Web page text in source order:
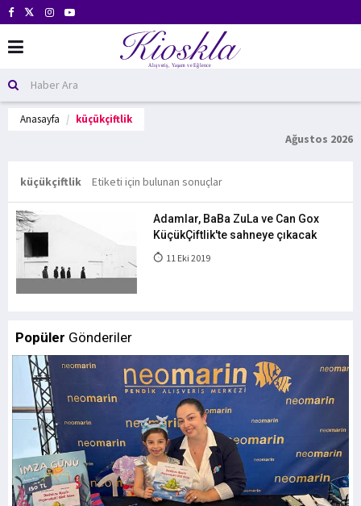
Anasayfa küçükçiftlik
Ağustos 2026
küçükçiftlik Etiketi için bulunan sonuçlar
Adamlar, BaBa ZuLa ve Can Gox
KüçükÇiftlik'te sahneye çıkacak
11 Eki 2019
Popüler Gönderiler